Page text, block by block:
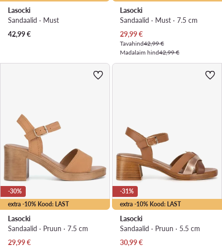
Lasocki
Sandaalid · Must
42,99€
Lasocki
Sandaalid · Must · 7.5 cm
Praegune hind
29,99€
Tavahind42,99 €
Madalaim hind42,99 €
extra -10% Kood: LAST
-30%
Lasocki
Sandaalid · Pruun · 7.5 cm
Praegune hind
29,99€
extra -10% Kood: LAST
-31%
Lasocki
Sandaalid · Pruun · 5.5 cm
Praegune hind
30,99€